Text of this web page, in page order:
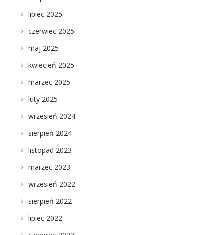
lipiec 2025
czerwiec 2025
maj 2025
kwiecień 2025
marzec 2025
luty 2025
wrzesień 2024
sierpień 2024
listopad 2023
marzec 2023
wrzesień 2022
sierpień 2022
lipiec 2022